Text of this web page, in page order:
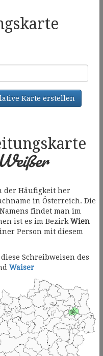
Karte erstellen
Weißer
der Häufigkeit her
in Österreich. Die
findet man im
ist es im Bezirk Wien
Person mit diesem
Schreibweisen des
Waiser